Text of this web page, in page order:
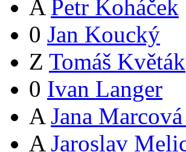
A Petr Koháček
0 Jan Koucký
Z Tomáš Květák
0 Ivan Langer
A Jana
A Jaroslav